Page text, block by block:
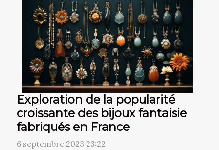
Exploration de la popularité
croissante des bijoux fantaisie
fabriqués en France
6 septembre 2023 23:22